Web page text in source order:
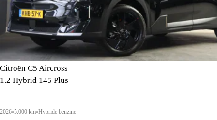
Citroën C5 Aircross
1.2 Hybrid 145 Plus
2026 5.000 km Hybride benzine